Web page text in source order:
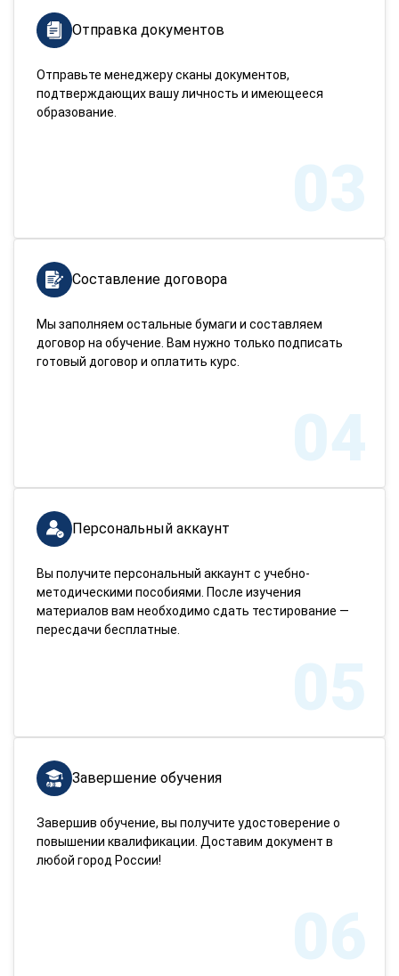
Отправка документов
Отправьте менеджеру сканы документов,
подтверждающих вашу личность и имеющееся
образование.
03
Составление договора
Мы заполняем остальные бумаги и составляем
договор на обучение. Вам нужно только подписать
готовый договор и оплатить курс.
04
Персональный аккаунт
Вы получите персональный аккаунт с учебно-
методическими пособиями. После изучения
материалов вам необходимо сдать тестирование —
пересдачи бесплатные.
05
Завершение обучения
Завершив обучение, вы получите удостоверение о
повышении квалификации. Доставим документ в
любой город России!
06